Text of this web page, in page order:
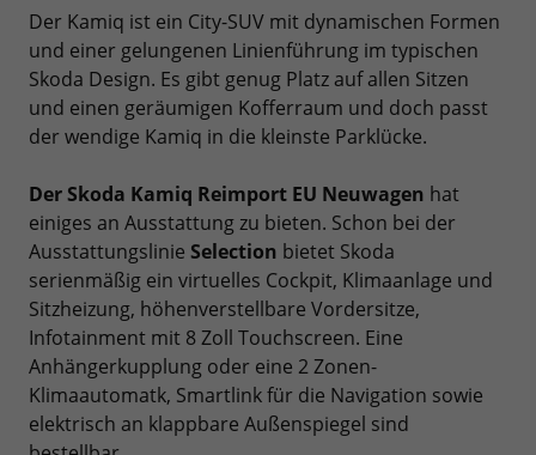
Der Kamiq ist ein City-SUV mit dynamischen Formen
und einer gelungenen Linienführung im typischen
Skoda Design. Es gibt genug Platz auf allen Sitzen
und einen geräumigen Kofferraum und doch passt
der wendige Kamiq in die kleinste Parklücke.
Der Skoda Kamiq Reimport EU Neuwagen hat
einiges an Ausstattung zu bieten. Schon bei der
Ausstattungslinie Selection bietet Skoda
serienmäßig ein virtuelles Cockpit, Klimaanlage und
Sitzheizung, höhenverstellbare Vordersitze,
Infotainment mit 8 Zoll Touchscreen. Eine
Anhängerkupplung oder eine 2 Zonen-
Klimaautomatk, Smartlink für die Navigation sowie
elektrisch an klappbare Außenspiegel sind